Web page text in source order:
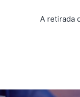
A retirada